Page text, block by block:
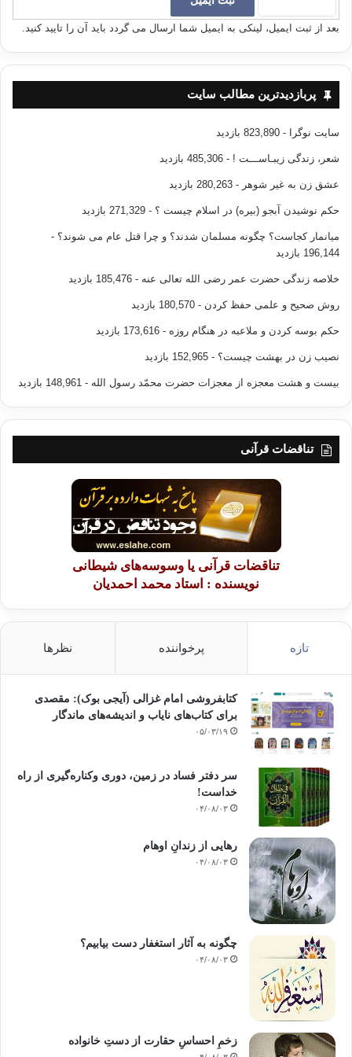
بيش از يكهزار جزوه و رساله و متجاوز از
ارزشمند در زمينه‌هاي مختلف ديني، علمي، سياسي، اقتصادي و
فرو بست و بسوي خدايش شتافت.
روحش شاد، يادش گرامي و راهش پر رهرو باد
بعد از ثبت ایمیل، لینکی به ایمیل شما ارسال می گردد باید آن را تایید کنید.
پربازدیدترین مطالب سایت
سایت نوگرا - 823,890 بازدید
شعر، زندگی زیبـاســـت ! - 485,306 بازدید
عشق زن به غیر شوهر - 280,263 بازدید
حکم نوشیدن آبجو (بیره) در اسلام چیست ؟ - 271,329 بازدید
میانمار کجاست؟ چگونه مسلمان شدند؟ و چرا قتل عام می شوند؟ -
196,144 بازدید
خلاصه زندگی حضرت عمر رضی الله تعالی عنه - 185,476 بازدید
روش صحیح و علمی حفظ کردن - 180,570 بازدید
حکم بوسه کردن و ملاعبه در هنگام روزه - 173,616 بازدید
نصیب زن در بهشت چیست؟ - 152,965 بازدید
بیست و هشت معجزه از معجزات حضرت محمّد رسول الله - 148,961 بازدید
تناقضات قرآنی
تناقضات قرآنی یا وسوسه‌های شیطانی
نویسنده : استاد محمد احمدیان
تازه پرخواننده نظرها
کتابفروشی امام غزالی (آیجی بوک): مقصدی
برای کتاب‌های نایاب و اندیشه‌های ماندگار
۰۵/۰۳/۱۹
سر دفتر فساد در زمین‌، دوری وکناره‌گیری از راه
خداست‌!
۰۴/۰۸/۰۳
رهایی از زندانِ اوهام
۰۴/۰۸/۰۳
چگونه به آثار استغفار دست بیابیم؟
۰۴/۰۸/۰۳
زخمِ احساسِ حقارت از دستِ خانواده